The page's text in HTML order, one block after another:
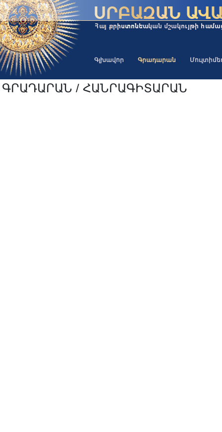
Գլխավոր Գրադարան
ԳՐԱԴԱՐԱՆ / ՀԱՆՐԱԳԻՏԱՐԱՆ